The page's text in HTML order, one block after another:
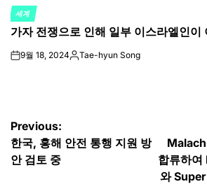
POSTED
IN
세계
가자 전쟁으로 인해 일부 이스라엘인이
on9월 18, 2024Posted
Tae-hyun Song
글
탐
Previous:
한국, 홍해 안전 통행 지원 방
안 검토 중
합류하
와